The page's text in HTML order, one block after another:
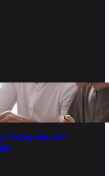
strategieën voor